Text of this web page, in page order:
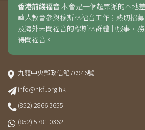
香港前綫福音本會是一個超宗派的本地
華人教會參與穆斯林福音工作；熱切招
及海外未聞福音的穆斯林群體中服事，
得聞福音。
九龍中央郵政信箱70946號
info@hkfl.org.hk
(852) 2866 3655
(852) 5781 0362